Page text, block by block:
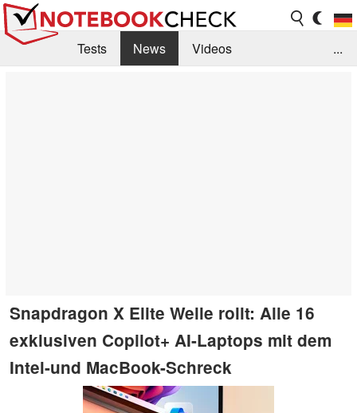
Tests News
Videos
...
Snapdragon X Elite Welle rollt: Alle 16
exklusiven Copilot+ AI-Laptops mit dem
Intel-und MacBook-Schreck